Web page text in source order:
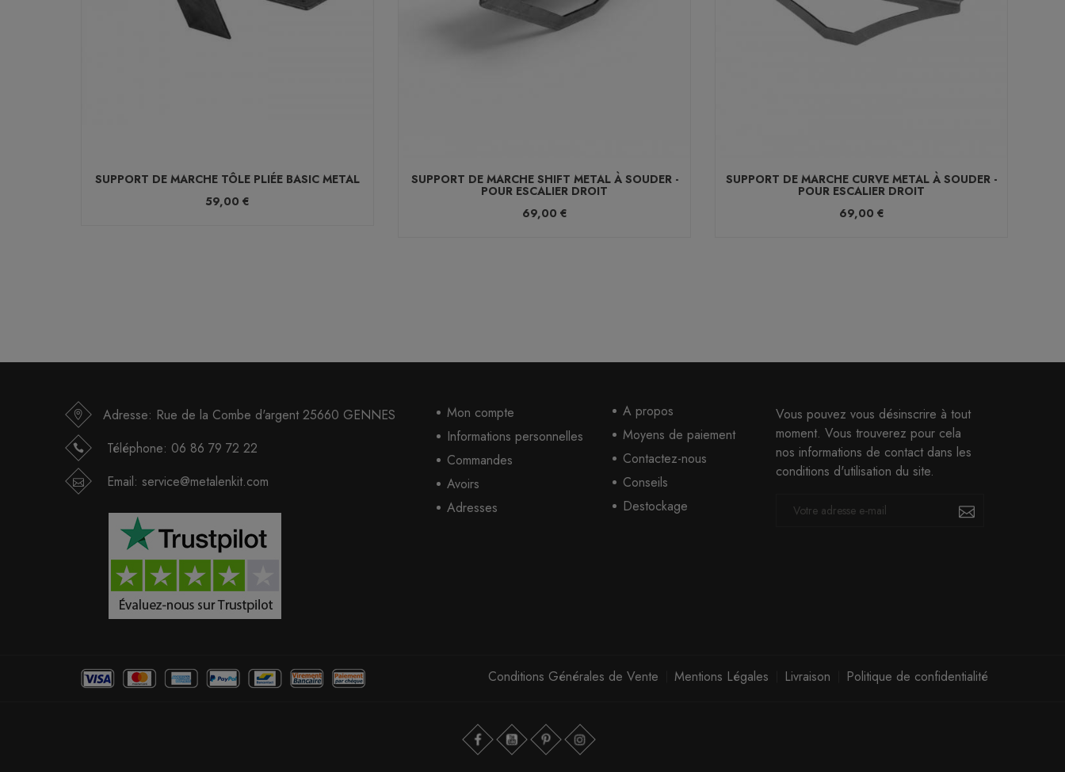
SUPPORT DE MARCHE TÔLE PLIÉE BASIC METAL
59,00 €
SUPPORT DE MARCHE SHIFT METAL À SOUDER -
POUR ESCALIER DROIT
69,00 €
SUPPORT DE MARCHE CURVE METAL À SOUDER -
POUR ESCALIER DROIT
69,00 €
Adresse: Rue de la Combe d'argent 25660 GENNES
Téléphone: 06 86 79 72 22
Email: service@metalenkit.com
Mon compte
Informations personnelles
Commandes
Avoirs
Adresses
A propos
Moyens de paiement
Contactez-nous
Conseils
Destockage
Vous pouvez vous désinscrire à tout
moment. Vous trouverez pour cela
nos informations de contact dans les
conditions d'utilisation du site.
Conditions Générales de Vente Mentions Légales Livraison Politique de confidentialité